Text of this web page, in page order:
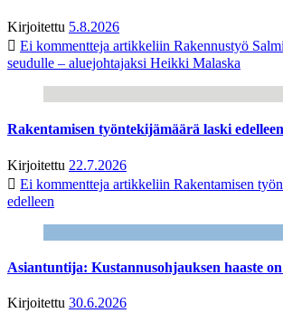
Kirjoitettu 5.8.2026
Ei kommentteja artikkeliin Rakennustyö
seudulle – aluejohtajaksi Heikki Malaska
Rakentamisen työntekijämäärä laski edelleen
Kirjoitettu 22.7.2026
Ei kommentteja artikkeliin Rakentamisen
edelleen
Asiantuntija: Kustannusohjauksen haaste
Kirjoitettu 30.6.2026